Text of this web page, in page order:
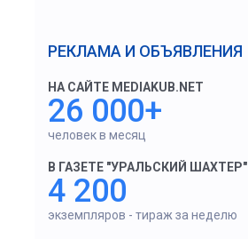
РЕКЛАМА И ОБЪЯВЛЕНИЯ
НА САЙТЕ MEDIAKUB.NET
26 000+
человек в месяц
В ГАЗЕТЕ "УРАЛЬСКИЙ ШАХТЕР"
4 200
экземпляров - тираж за неделю